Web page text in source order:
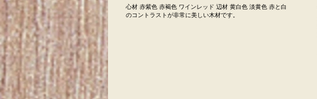
心材 赤紫色 赤褐色 ワインレッド 辺材 黄白色 淡黄色 赤と白
のコントラストが非常に美しい木材です。